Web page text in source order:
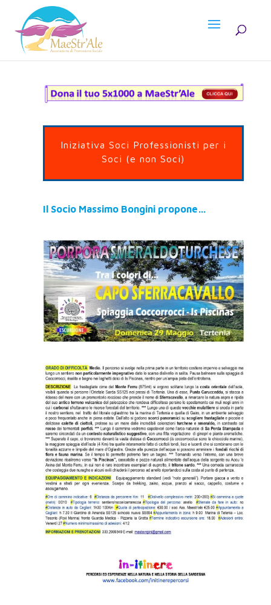
Iniziativa Soci Professionisti per i
Soci (e non Soci)
Il Socio Massimo Bongini propone…